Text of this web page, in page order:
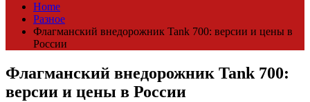
Home
Разное
Флагманский внедорожник Tank 700: версии и цены в
России
Флагманский внедорожник Tank 700:
версии и цены в России